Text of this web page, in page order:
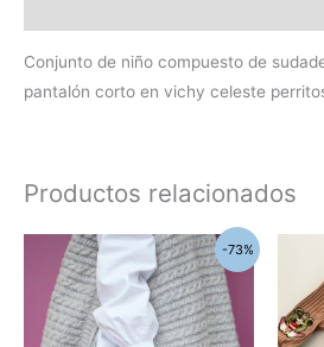
Conjunto de niño compuesto de
pantalón corto en vichy celeste
Productos relacionados
-73%
El
precio
original
era:
74,90€.
El
precio
actual
es:
20,00€.
Este
producto
tiene
múltiples